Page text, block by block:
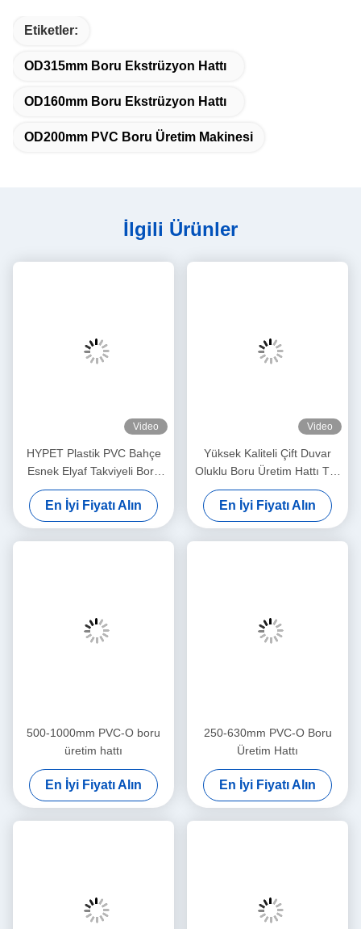
Etiketler:
OD315mm Boru Ekstrüzyon Hattı
OD160mm Boru Ekstrüzyon Hattı
OD200mm PVC Boru Üretim Makinesi
İlgili Ürünler
Video
HYPET Plastik PVC Bahçe
Esnek Elyaf Takviyeli Boru
Yapma Makinesi / PVC
Bahçe Hortumu Üretim Hattı
En İyi Fiyatı Alın
Video
Yüksek Kaliteli Çift Duvar
Oluklu Boru Üretim Hattı Tek
Duvar Oluklu Boru
Ekstrüzyon Makinesi PP
HDPE Vida Yapımı
En İyi Fiyatı Alın
500-1000mm PVC-O boru
üretim hattı
En İyi Fiyatı Alın
250-630mm PVC-O Boru
Üretim Hattı
En İyi Fiyatı Alın